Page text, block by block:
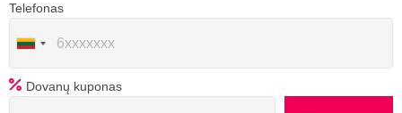
Telefonas
Dovanų kuponas